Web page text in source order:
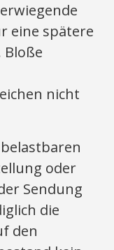
eine spätere
nicht
oder
Sendung
die
den